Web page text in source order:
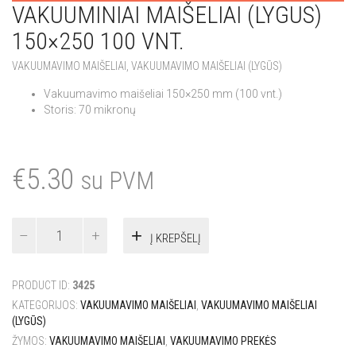
VAKUUMINIAI MAIŠELIAI (LYGUS)
150×250 100 VNT.
VAKUUMAVIMO MAIŠELIAI , VAKUUMAVIMO MAIŠELIAI (LYGŪS)
Vakuumavimo maišeliai 150×250 mm (100 vnt.)
Storis: 70 mikronų
€5.30 su PVM
(Lygus)
150x250
100
vnt.
Į KREPŠELĮ
PRODUCT ID: 3425
KATEGORIJOS: VAKUUMAVIMO MAIŠELIAI , VAKUUMAVIMO MAIŠELIAI
(LYGŪS)
ŽYMOS: VAKUUMAVIMO MAIŠELIAI , VAKUUMAVIMO PREKĖS